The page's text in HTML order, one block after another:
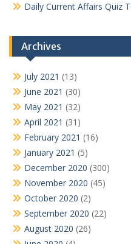
Daily Current Affairs Quiz
Archives
July 2021 (13)
June 2021 (30)
May 2021 (32)
April 2021 (31)
February 2021 (16)
January 2021 (5)
December 2020 (300)
November 2020 (45)
October 2020 (2)
September 2020 (22)
August 2020 (26)